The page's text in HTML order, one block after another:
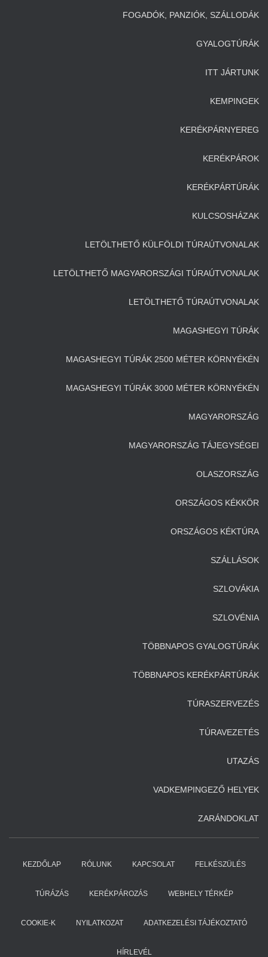
FOGADÓK, PANZIÓK, SZÁLLODÁK
GYALOGTÚRÁK
ITT JÁRTUNK
KEMPINGEK
KERÉKPÁRNYEREG
KERÉKPÁROK
KERÉKPÁRTÚRÁK
KULCSOSHÁZAK
LETÖLTHETŐ KÜLFÖLDI TÚRAÚTVONALAK
LETÖLTHETŐ MAGYARORSZÁGI TÚRAÚTVONALAK
LETÖLTHETŐ TÚRAÚTVONALAK
MAGASHEGYI TÚRÁK
MAGASHEGYI TÚRÁK 2500 MÉTER KÖRNYÉKÉN
MAGASHEGYI TÚRÁK 3000 MÉTER KÖRNYÉKÉN
MAGYARORSZÁG
MAGYARORSZÁG TÁJEGYSÉGEI
OLASZORSZÁG
ORSZÁGOS KÉKKÖR
ORSZÁGOS KÉKTÚRA
SZÁLLÁSOK
SZLOVÁKIA
SZLOVÉNIA
TÖBBNAPOS GYALOGTÚRÁK
TÖBBNAPOS KERÉKPÁRTÚRÁK
TÚRASZERVEZÉS
TÚRAVEZETÉS
UTAZÁS
VADKEMPINGEZŐ HELYEK
ZARÁNDOKLAT
KEZDŐLAP RÓLUNK KAPCSOLAT FELKÉSZÜLÉS
TÚRÁZÁS KERÉKPÁROZÁS WEBHELY TÉRKÉP
COOKIE-K NYILATKOZAT ADATKEZELÉSI TÁJÉKOZTATÓ
HÍRLEVÉL